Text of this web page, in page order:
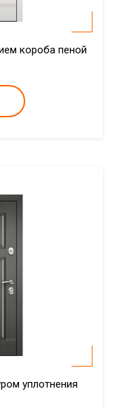
короба пеной
уплотнения